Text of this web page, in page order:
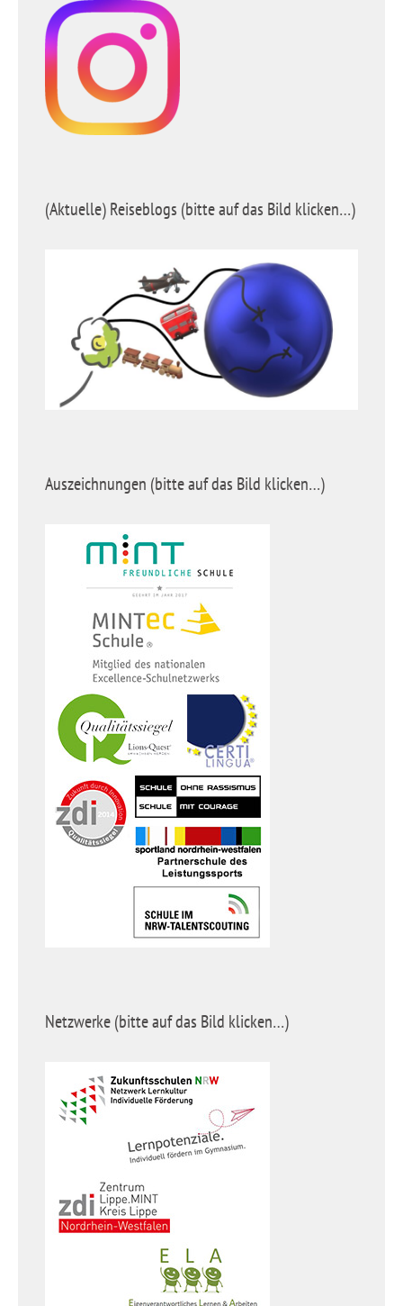
(Aktuelle) Reiseblogs (bitte auf das Bild klicken…)
Auszeichnungen (bitte auf das Bild klicken…)
Netzwerke (bitte auf das Bild klicken…)